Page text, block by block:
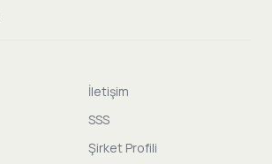
İletişim
SSS
Şirket Profili